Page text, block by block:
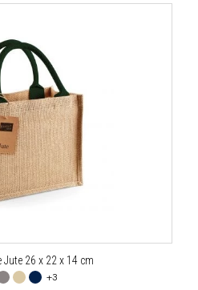
26 x 22 x 14 cm
+3